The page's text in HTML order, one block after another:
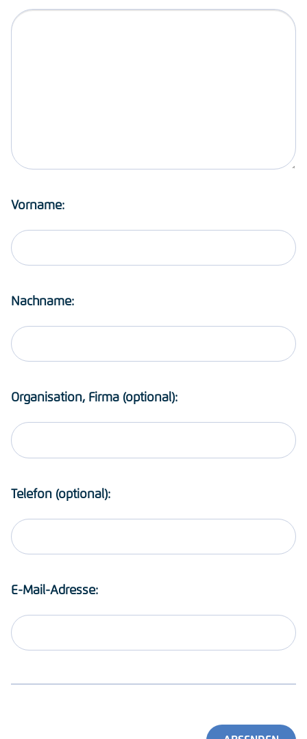
Vorname:
Nachname:
Organisation, Firma (optional):
Telefon (optional):
E-Mail-Adresse: